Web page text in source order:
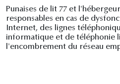
Punaises de lit 77 et
responsables en cas de
Internet, des lignes
informatique et de téléphonie
l'encombrement du réseau